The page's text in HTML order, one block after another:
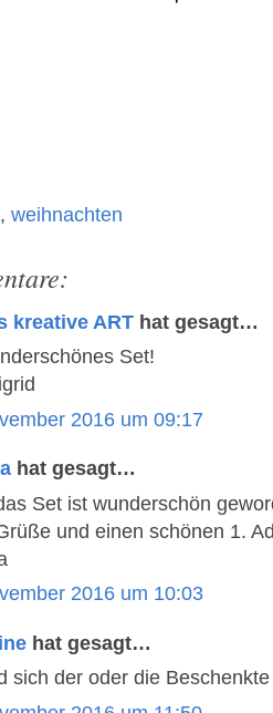
, weihnachten
kreative ART hat gesagt…
Set!
2016 um 09:17
hat gesagt…
Set ist wunderschön
und einen schönen 1.
2016 um 10:03
hat gesagt…
sich der oder die